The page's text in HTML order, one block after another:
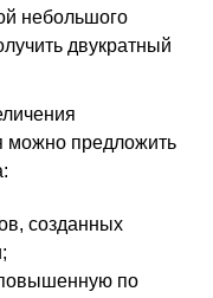
небольшого
двукратный
можно предложить
созданных
по